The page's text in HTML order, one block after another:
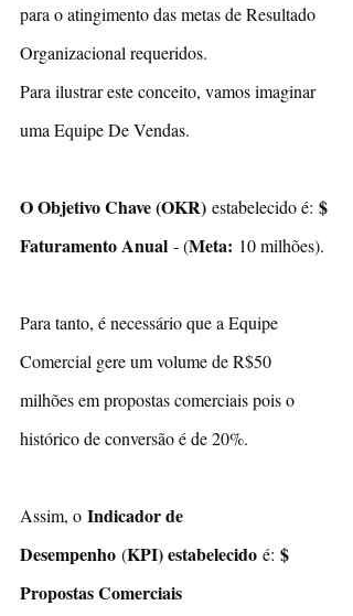
para o atingimento das metas de Resultado
Organizacional requeridos.
Para ilustrar este conceito, vamos imaginar
uma Equipe De Vendas.
O Objetivo Chave (OKR) estabelecido é: $
Faturamento Anual - (Meta: 10 milhões).
Para tanto, é necessário que a Equipe
Comercial gere um volume de R$50
milhões em propostas comerciais pois o
histórico de conversão é de 20%.
Assim, o Indicador de
Desempenho (KPI) estabelecido é: $
Propostas Comerciais